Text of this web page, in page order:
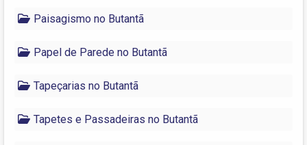
Paisagismo no Butantã
Papel de Parede no Butantã
Tapeçarias no Butantã
Tapetes e Passadeiras no Butantã